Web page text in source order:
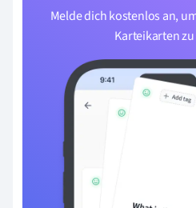
Melde dich kostenlos an,
Karteikarten